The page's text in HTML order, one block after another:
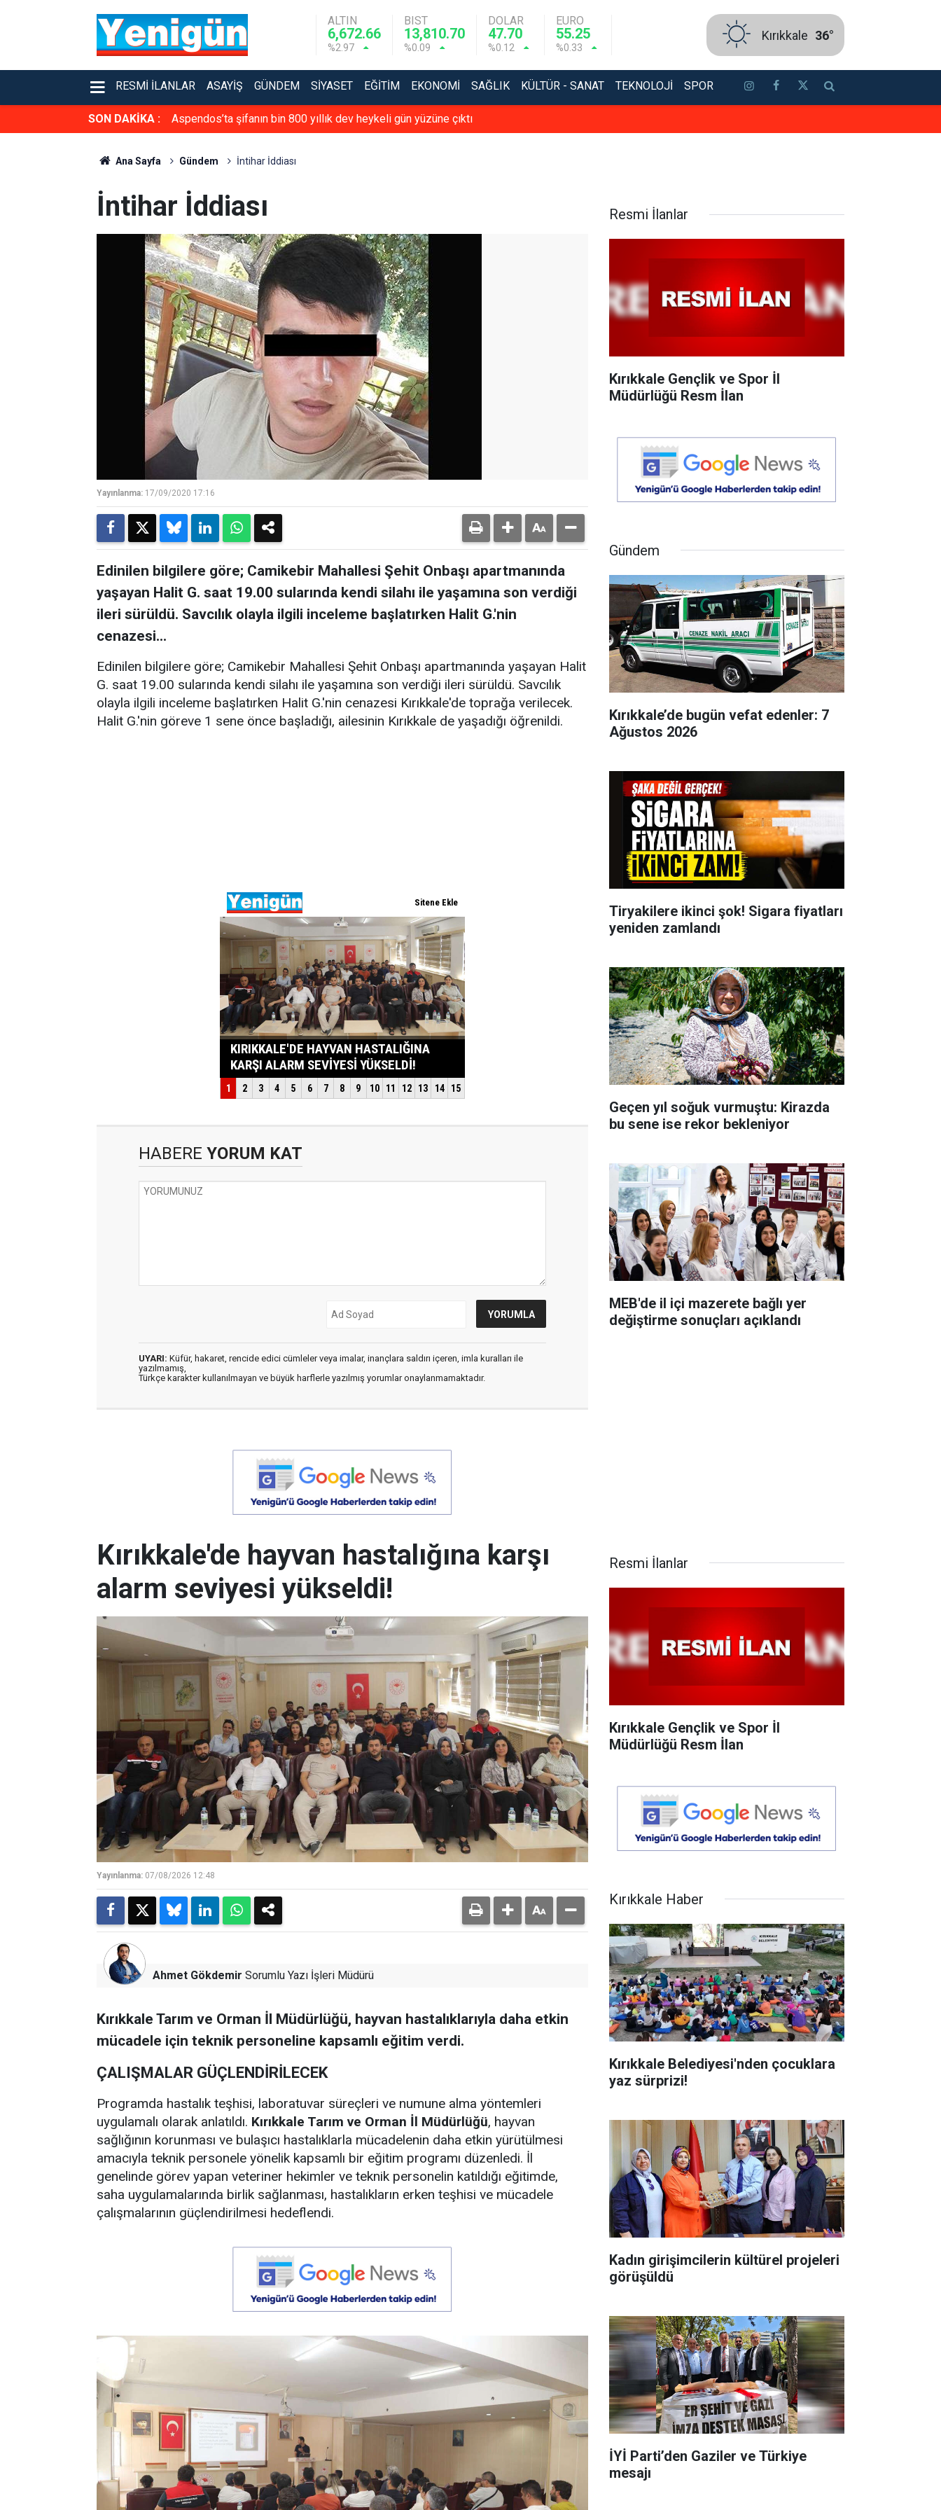
ALTIN
6,672.66
%2.97
BIST
13,810.70
%0.09
DOLAR
47.70
%0.12
EURO
55.25
%0.33
Kırıkkale 36°
RESMI İLANLAR ASAYIŞ GÜNDEM SIYASET EĞITIM EKONOMI SAĞLIK KÜLTÜR - SANAT TEKNOLOJI SPOR
SON DAKİKA : Aspendos’ta şifanın bin 800 yıllık dev heykeli gün yüzüne çıktı
Ana Sayfa Gündem İntihar İddiası
İntihar İddiası
Yayınlanma: 17/09/2020 17:16
Edinilen bilgilere göre; Camikebir Mahallesi Şehit Onbaşı apartmanında
yaşayan Halit G. saat 19.00 sularında kendi silahı ile yaşamına son verdiği
ileri sürüldü. Savcılık olayla ilgili inceleme başlatırken Halit G.'nin
cenazesi...
Edinilen bilgilere göre; Camikebir Mahallesi Şehit Onbaşı apartmanında yaşayan Halit
G. saat 19.00 sularında kendi silahı ile yaşamına son verdiği ileri sürüldü. Savcılık
olayla ilgili inceleme başlatırken Halit G.'nin cenazesi Kırıkkale'de toprağa verilecek.
Halit G.'nin göreve 1 sene önce başladığı, ailesinin Kırıkkale de yaşadığı öğrenildi.
HABERE YORUM KAT
UYARI: Küfür, hakaret, rencide edici cümleler veya imalar, inançlara saldırı içeren, imla kuralları ile
yazılmamış,
Türkçe karakter kullanılmayan ve büyük harflerle yazılmış yorumlar onaylanmamaktadır.
Resmi İlanlar
Kırıkkale Gençlik ve Spor İl
Müdürlüğü Resm İlan
Gündem
Kırıkkale’de bugün vefat edenler: 7
Ağustos 2026
Tiryakilere ikinci şok! Sigara fiyatları
yeniden zamlandı
Geçen yıl soğuk vurmuştu: Kirazda
bu sene ise rekor bekleniyor
MEB'de il içi mazerete bağlı yer
değiştirme sonuçları açıklandı
Kırıkkale'de hayvan hastalığına karşı
alarm seviyesi yükseldi!
Yayınlanma: 07/08/2026 12:48
Ahmet Gökdemir Sorumlu Yazı İşleri Müdürü
Kırıkkale Tarım ve Orman İl Müdürlüğü, hayvan hastalıklarıyla daha etkin
mücadele için teknik personeline kapsamlı eğitim verdi.
ÇALIŞMALAR GÜÇLENDİRİLECEK
Programda hastalık teşhisi, laboratuvar süreçleri ve numune alma yöntemleri
uygulamalı olarak anlatıldı. Kırıkkale Tarım ve Orman İl Müdürlüğü, hayvan
sağlığının korunması ve bulaşıcı hastalıklarla mücadelenin daha etkin yürütülmesi
amacıyla teknik personele yönelik kapsamlı bir eğitim programı düzenledi. İl
genelinde görev yapan veteriner hekimler ve teknik personelin katıldığı eğitimde,
saha uygulamalarında birlik sağlanması, hastalıkların erken teşhisi ve mücadele
çalışmalarının güçlendirilmesi hedeflendi.
Resmi İlanlar
Kırıkkale Gençlik ve Spor İl
Müdürlüğü Resm İlan
Kırıkkale Haber
Kırıkkale Belediyesi'nden çocuklara
yaz sürprizi!
Kadın girişimcilerin kültürel projeleri
görüşüldü
İYİ Parti’den Gaziler ve Türkiye
mesajı